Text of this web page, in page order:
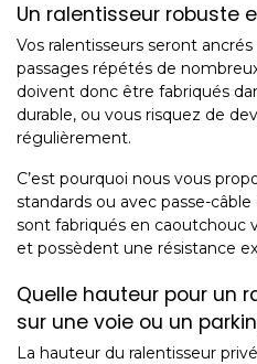
Un ralentisseur robuste
Vos ralentisseurs seront
passages répétés de
doivent donc être fabriqués
durable, ou vous risquez de
régulièrement.
C’est pourquoi nous vous
standards ou avec passe-
sont fabriqués en caoutchouc
et possèdent une résistance
Quelle hauteur pour un
sur une voie ou un
La hauteur du ralentisseur